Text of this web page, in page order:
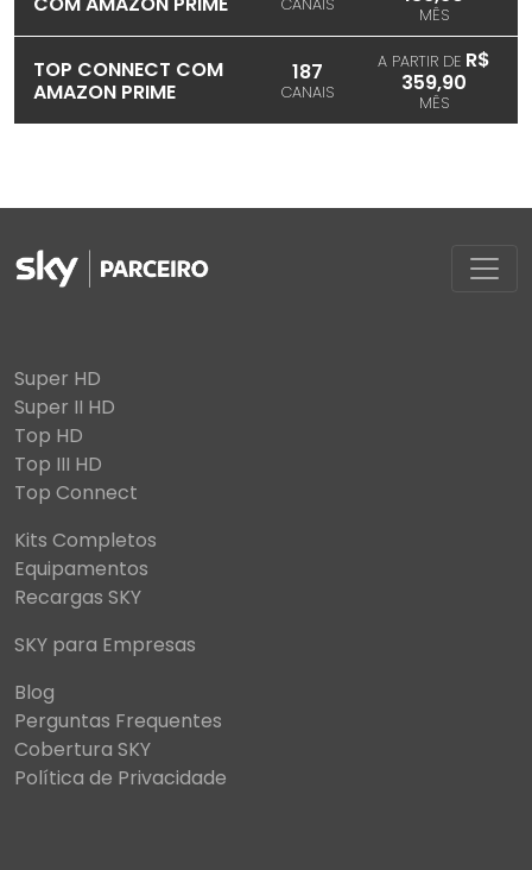
MÊS
TOP CONNECT COM
AMAZON PRIME
187
CANAIS
A PARTIR DE R$
359,90
MÊS
Super HD
Super II HD
Top HD
Top III HD
Top Connect
Kits Completos
Equipamentos
Recargas SKY
SKY para Empresas
Blog
Perguntas Frequentes
Cobertura SKY
Política de Privacidade